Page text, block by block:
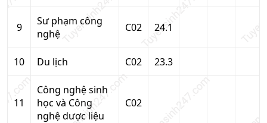
9
Sư phạm công
nghệ
C02 24.1
10 Du lịch C02 23.3
11
Công nghệ sinh
học và Công
nghệ dược liệu
C02